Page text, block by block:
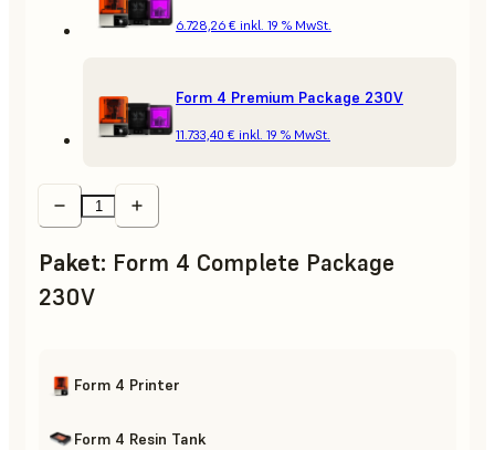
6.728,26 € inkl. 19 % MwSt.
Form 4 Premium Package 230V
11.733,40 € inkl. 19 % MwSt.
Paket: Form 4 Complete Package
230V
Form 4 Printer
Form 4 Resin Tank